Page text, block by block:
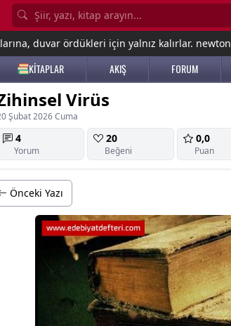
duvar ördükleri için yalnız kalırlar. newton
KİTAPLAR AKIŞ FORUM
Virüs
Şubat 2026 Cuma
4
Yorum
20
Beğeni
0,0
Puan
Önceki Yazı